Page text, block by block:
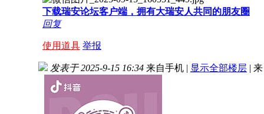
下载瑞安论坛客户端，拥有大瑞安人共同的朋友圈
回复
使用道具 举报
发表于 2025-9-15 16:34 来自手机 | 显示全部楼层 |